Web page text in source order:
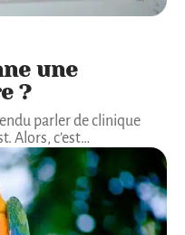
une
?
parler de clinique
Alors, c’est…